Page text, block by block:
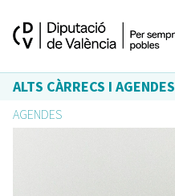
ALTS CÀRRECS I AGENDES
AGENDES